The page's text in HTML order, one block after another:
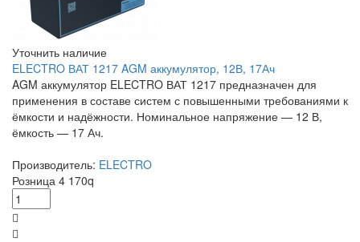
Уточнить наличие
ELECTRO ВАТ 1217 AGM аккумулятор, 12В, 17Ач
AGM аккумулятор ELECTRO ВАТ 1217 предназначен для
применения в составе систем с повышенными требованиями к
ёмкости и надёжности. Номинальное напряжение — 12 В,
ёмкость — 17 Ач.
Производитель: ELECTRO
Розница 4 170q